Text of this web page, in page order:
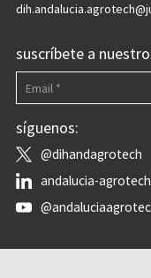
suscríbete a
síguenos:
@dihandagrotech
andalucia-